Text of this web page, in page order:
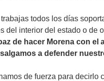
todos los días
del interior del estado o
de hacer Morena con
a defender
de fuerza para